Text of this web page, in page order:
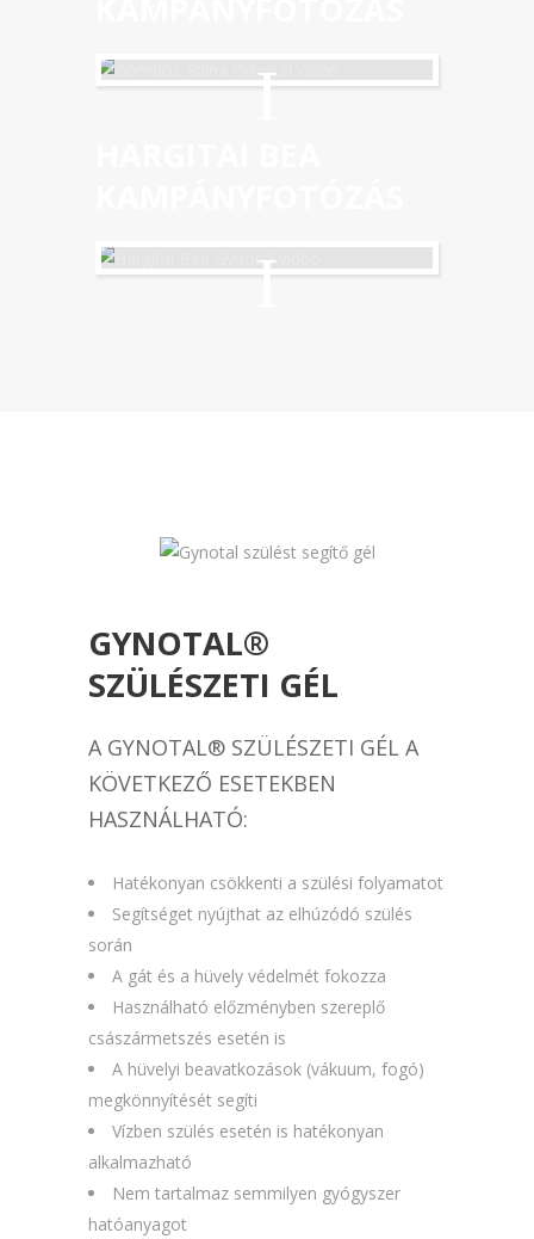
GYNOTAL®
SZÜLÉSZETI GÉL
A GYNOTAL® SZÜLÉSZETI GÉL A
KÖVETKEZŐ ESETEKBEN
HASZNÁLHATÓ:
Hatékonyan csökkenti a szülési folyamatot
Segítséget nyújthat az elhúzódó szülés
során
A gát és a hüvely védelmét fokozza
Használható előzményben szereplő
császármetszés esetén is
A hüvelyi beavatkozások (vákuum, fogó)
megkönnyítését segíti
Vízben szülés esetén is hatékonyan
alkalmazható
Nem tartalmaz semmilyen gyógyszer
hatóanyagot